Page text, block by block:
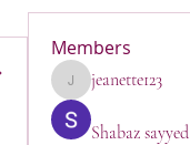
Members
jeanette123
jeanette123
Shabaz sayyed